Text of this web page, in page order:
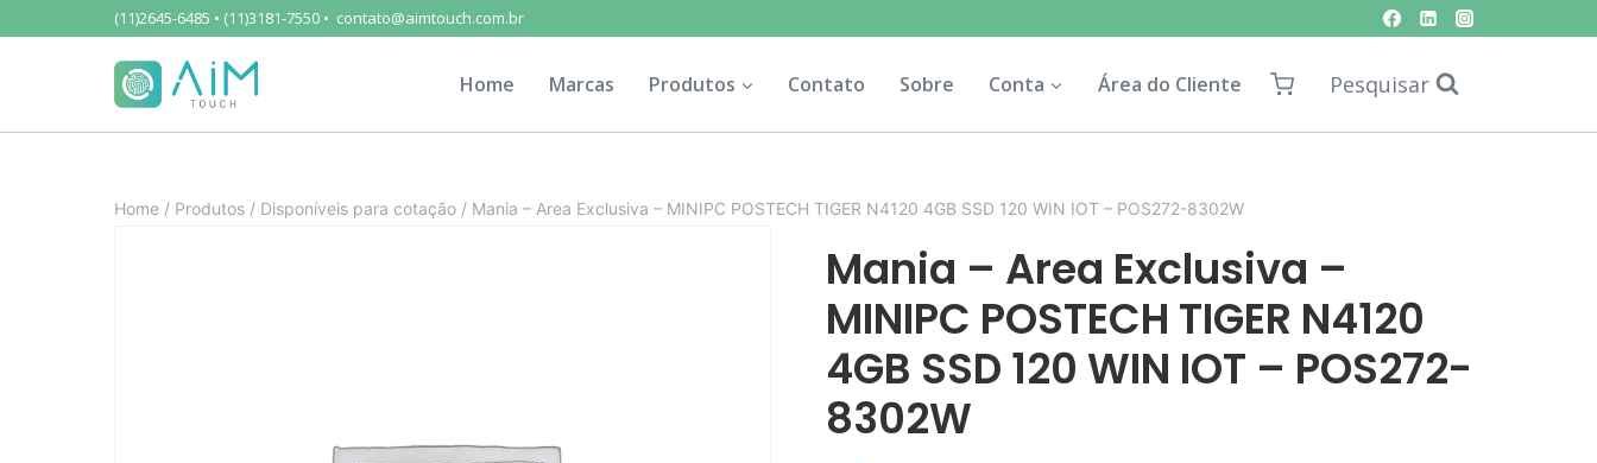
(11)2645-6485 • (11)3181-7550 • contato@aimtouch.com.br
Home Marcas Produtos Contato Sobre Conta Área do Cliente Pesquisar
Home / Produtos / Disponíveis para cotação / Mania – Area Exclusiva – MINIPC POSTECH TIGER N4120 4GB SSD 120 WIN IOT – POS272-8302W
Mania – Area Exclusiva –
MINIPC POSTECH TIGER N4120
4GB SSD 120 WIN IOT – POS272-
8302W